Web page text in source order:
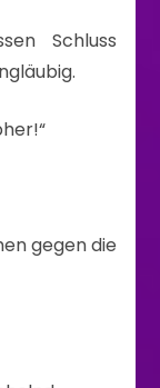
Schluss
gegen die